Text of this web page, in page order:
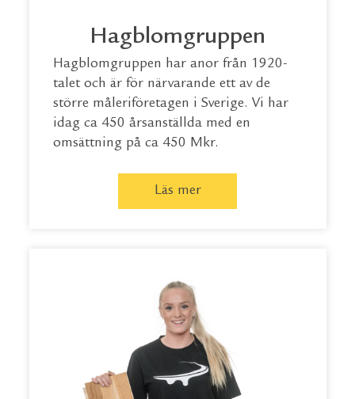
Hagblomgruppen
Hagblomgruppen har anor från 1920-
talet och är för närvarande ett av de
större måleriföretagen i Sverige. Vi har
idag ca 450 årsanställda med en
omsättning på ca 450 Mkr.
Läs mer